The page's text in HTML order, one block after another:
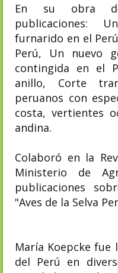
En su obra
publicaciones:
furnarido en el
Perú, Un nuevo
contingida en el
anillo, Corte
peruanos con
costa, vertientes
andina.
Colaboró en la
Ministerio de
publicaciones
"Aves de la Selva
María Koepcke
del Perú en